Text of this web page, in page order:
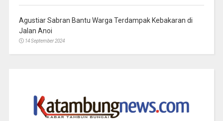
Agustiar Sabran Bantu Warga Terdampak Kebakaran di
Jalan Anoi
14 September 2024